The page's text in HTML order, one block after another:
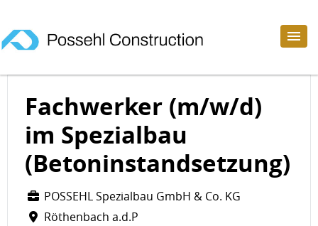
Fachwerker (m/w/d)
im Spezialbau
(Betoninstandsetzung)
POSSEHL Spezialbau GmbH & Co. KG
Röthenbach a.d.P